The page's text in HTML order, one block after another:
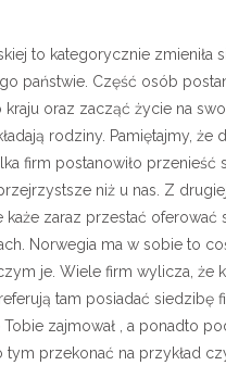
to kategorycznie zmieniła
państwie. Część osób
oraz zacząć życie na
rodziny. Pamiętajmy, że
firm postanowiło
niż u nas. Z
zaraz przestać oferować
Norwegia ma w sobie to
je. Wiele firm wylicza, że
tam posiadać siedzibę
zajmował , a ponadto
przekonać na przykład